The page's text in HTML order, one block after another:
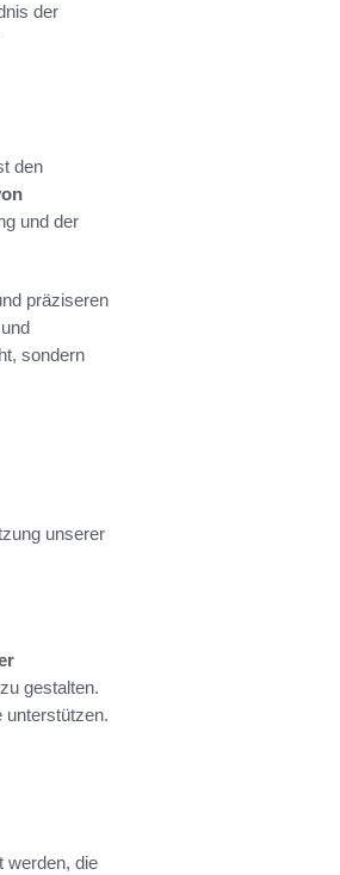
der
den
und der
präziseren
sondern
unserer
gestalten.
unterstützen.
werden, die